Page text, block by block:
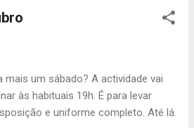
de aluminio e máquina
fiambre(500g),ananás(1 lata),3
completo -5€ -1 copo -2 sacos
da Actividade: Sábado,09h00 na
Fim da Actividade: Domingo,11h00
mais um sábado? A actividade vai
às habituais 19h. É para levar
e uniforme completo. Até lá.